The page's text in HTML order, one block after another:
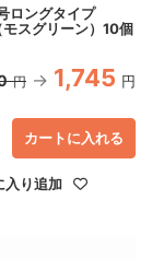
ロングタイプ
スグリーン）10個
円 1,745 円
カートに入れる
入り追加